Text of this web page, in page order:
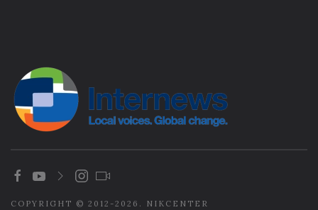
COPYRIGHT © 2012-2026. NIKCENTER